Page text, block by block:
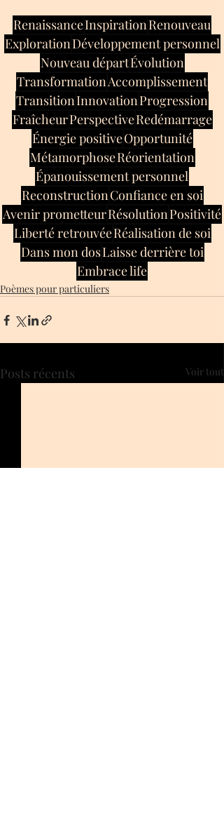
RenaissanceInspirationRenouveau
ExplorationDéveloppement personnel
Nouveau départÉvolution
TransformationAccomplissement
TransitionInnovationProgression
FraîcheurPerspectiveRedémarrage
Énergie positiveOpportunité
MétamorphoseRéorientation
Épanouissement personnel
ReconstructionConfiance en soi
Avenir prometteurRésolutionPositivité
Liberté retrouvéeRéalisation de soi
Dans mon dosLaisse derrière toi
Embrace life
Poèmes pour particuliers
Posts récents Voir tout